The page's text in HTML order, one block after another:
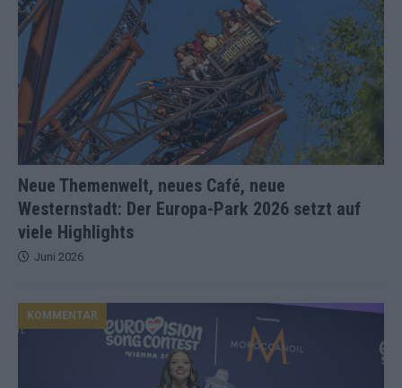
Neue Themenwelt, neues Café, neue
Westernstadt: Der Europa-Park 2026 setzt auf
viele Highlights
Juni 2026
KOMMENTAR